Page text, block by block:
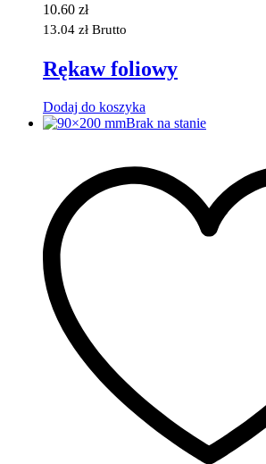
10.60 zł
13.04 zł Brutto
Rękaw foliowy
Dodaj do koszyka
Brak na stanie